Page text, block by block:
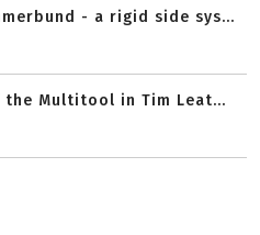
- a rigid side sys...
Multitool in Tim Leat...